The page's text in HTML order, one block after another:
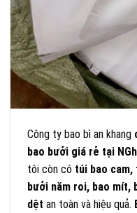
Công ty bao bì an khang
bao bưởi giá rẻ tại
tôi còn có túi bao cam,
bưởi năm roi, bao mít,
dệt an toàn và hiệu quả.